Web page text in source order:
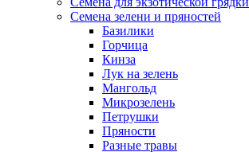
Семена зелени и пряностей
Базилики
Горчица
Кинза
Лук на зелень
Мангольд
Микрозелень
Петрушки
Пряности
Разные травы